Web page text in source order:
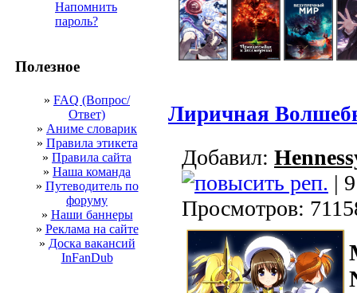
Напомнить
пароль?
Полезное
» FAQ (Вопрос/
Ответ)
» Аниме словарик
» Правила этикета
» Правила сайта
» Наша команда
» Путеводитель по
форуму
» Наши баннеры
» Реклама на сайте
» Доска вакансий
InFanDub
Лиричная
Добавил:
|
Просмотров: